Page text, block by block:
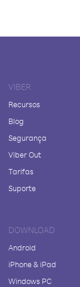
VIBER
Recursos
Blog
Segurança
Viber Out
Tarifas
Suporte
DOWNLOAD
Android
iPhone & iPad
Windows PC